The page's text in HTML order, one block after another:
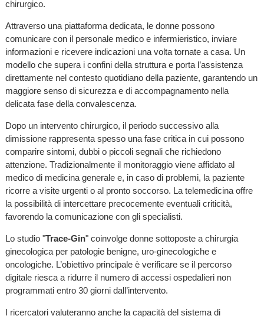
chirurgico.
Attraverso una piattaforma dedicata, le donne possono
comunicare con il personale medico e infermieristico, inviare
informazioni e ricevere indicazioni una volta tornate a casa. Un
modello che supera i confini della struttura e porta l’assistenza
direttamente nel contesto quotidiano della paziente, garantendo un
maggiore senso di sicurezza e di accompagnamento nella
delicata fase della convalescenza.
Dopo un intervento chirurgico, il periodo successivo alla
dimissione rappresenta spesso una fase critica in cui possono
comparire sintomi, dubbi o piccoli segnali che richiedono
attenzione. Tradizionalmente il monitoraggio viene affidato al
medico di medicina generale e, in caso di problemi, la paziente
ricorre a visite urgenti o al pronto soccorso. La telemedicina offre
la possibilità di intercettare precocemente eventuali criticità,
favorendo la comunicazione con gli specialisti.
Lo studio "Trace-Gin" coinvolge donne sottoposte a chirurgia
ginecologica per patologie benigne, uro-ginecologiche e
oncologiche. L’obiettivo principale è verificare se il percorso
digitale riesca a ridurre il numero di accessi ospedalieri non
programmati entro 30 giorni dall’intervento.
I ricercatori valuteranno anche la capacità del sistema di